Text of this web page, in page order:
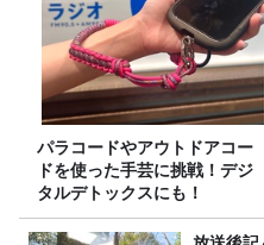
パラコードやアウトドアコー
ドを使った手芸に挑戦！デジ
タルデトックスにも！